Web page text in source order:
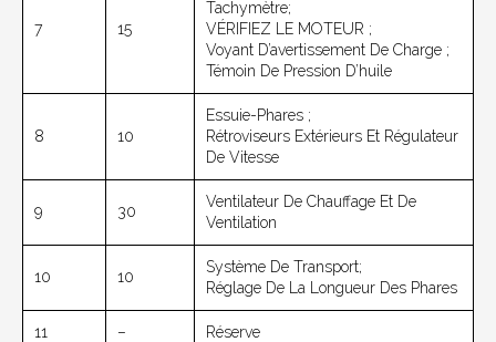
7 15
Tachymètre;
VÉRIFIEZ LE MOTEUR ;
Voyant D’avertissement De Charge ;
Témoin De Pression D’huile
8 10
Essuie-Phares ;
Rétroviseurs Extérieurs Et Régulateur
De Vitesse
9 30
Ventilateur De Chauffage Et De
Ventilation
10 10
Système De Transport;
Réglage De La Longueur Des Phares
11 – Réserve